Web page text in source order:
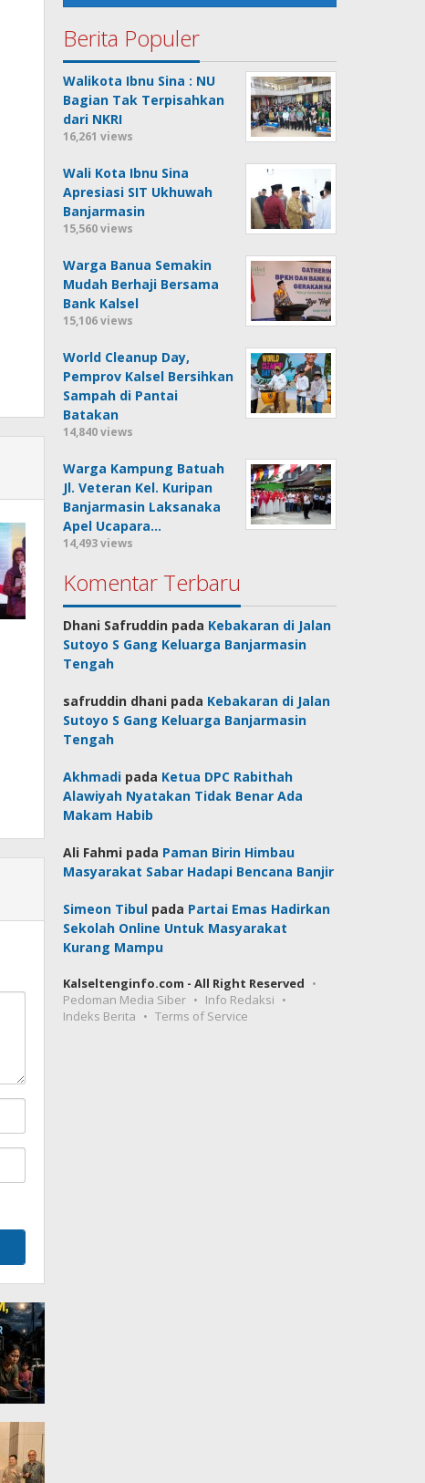
Berita Populer
Walikota Ibnu Sina : NU
Bagian Tak Terpisahkan
dari NKRI
16,261 views
Wali Kota Ibnu Sina
Apresiasi SIT Ukhuwah
Banjarmasin
15,560 views
Warga Banua Semakin
Mudah Berhaji Bersama
Bank Kalsel
15,106 views
World Cleanup Day,
Pemprov Kalsel Bersihkan
Sampah di Pantai
Batakan
14,840 views
Warga Kampung Batuah
Jl. Veteran Kel. Kuripan
Banjarmasin Laksanaka
Apel Ucapara…
14,493 views
Komentar Terbaru
Dhani Safruddin pada Kebakaran di Jalan
Sutoyo S Gang Keluarga Banjarmasin
Tengah
safruddin dhani pada Kebakaran di Jalan
Sutoyo S Gang Keluarga Banjarmasin
Tengah
Akhmadi pada Ketua DPC Rabithah
Alawiyah Nyatakan Tidak Benar Ada
Makam Habib
Ali Fahmi pada Paman Birin Himbau
Masyarakat Sabar Hadapi Bencana Banjir
Simeon Tibul pada Partai Emas Hadirkan
Sekolah Online Untuk Masyarakat
Kurang Mampu
Kalseltenginfo.com - All Right Reserved
Pedoman Media Siber
Info Redaksi
Indeks Berita
Terms of Service